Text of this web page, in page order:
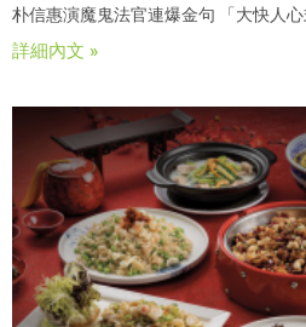
朴信惠演魔鬼法官連爆金句 「大快人
詳細內文 »